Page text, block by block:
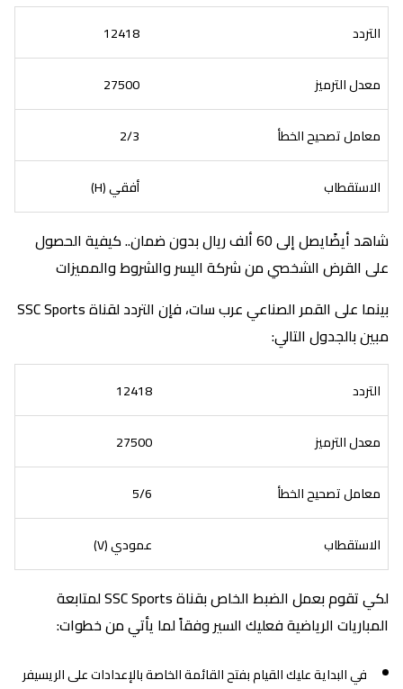
التردد 12418
معدل الترميز 27500
معامل تصحيح الخطأ 2/3
الاستقطاب أفقي (H)
شاهد أيضًايصل إلى 60 ألف ريال بدون ضمان.. كيفية الحصول
على القرض الشخصي من شركة اليسر والشروط والمميزات
بينما على القمر الصناعي عرب سات، فإن التردد لقناة SSC Sports
مبين بالجدول التالي:
التردد 12418
معدل الترميز 27500
معامل تصحيح الخطأ 5/6
الاستقطاب عمودي (V)
لكي تقوم بعمل الضبط الخاص بقناة SSC Sports لمتابعة
المباريات الرياضية فعليك السير وفقاً لما يأتي من خطوات:
في البداية عليك القيام بفتح القائمة الخاصة بالإعدادات على الريسيفر